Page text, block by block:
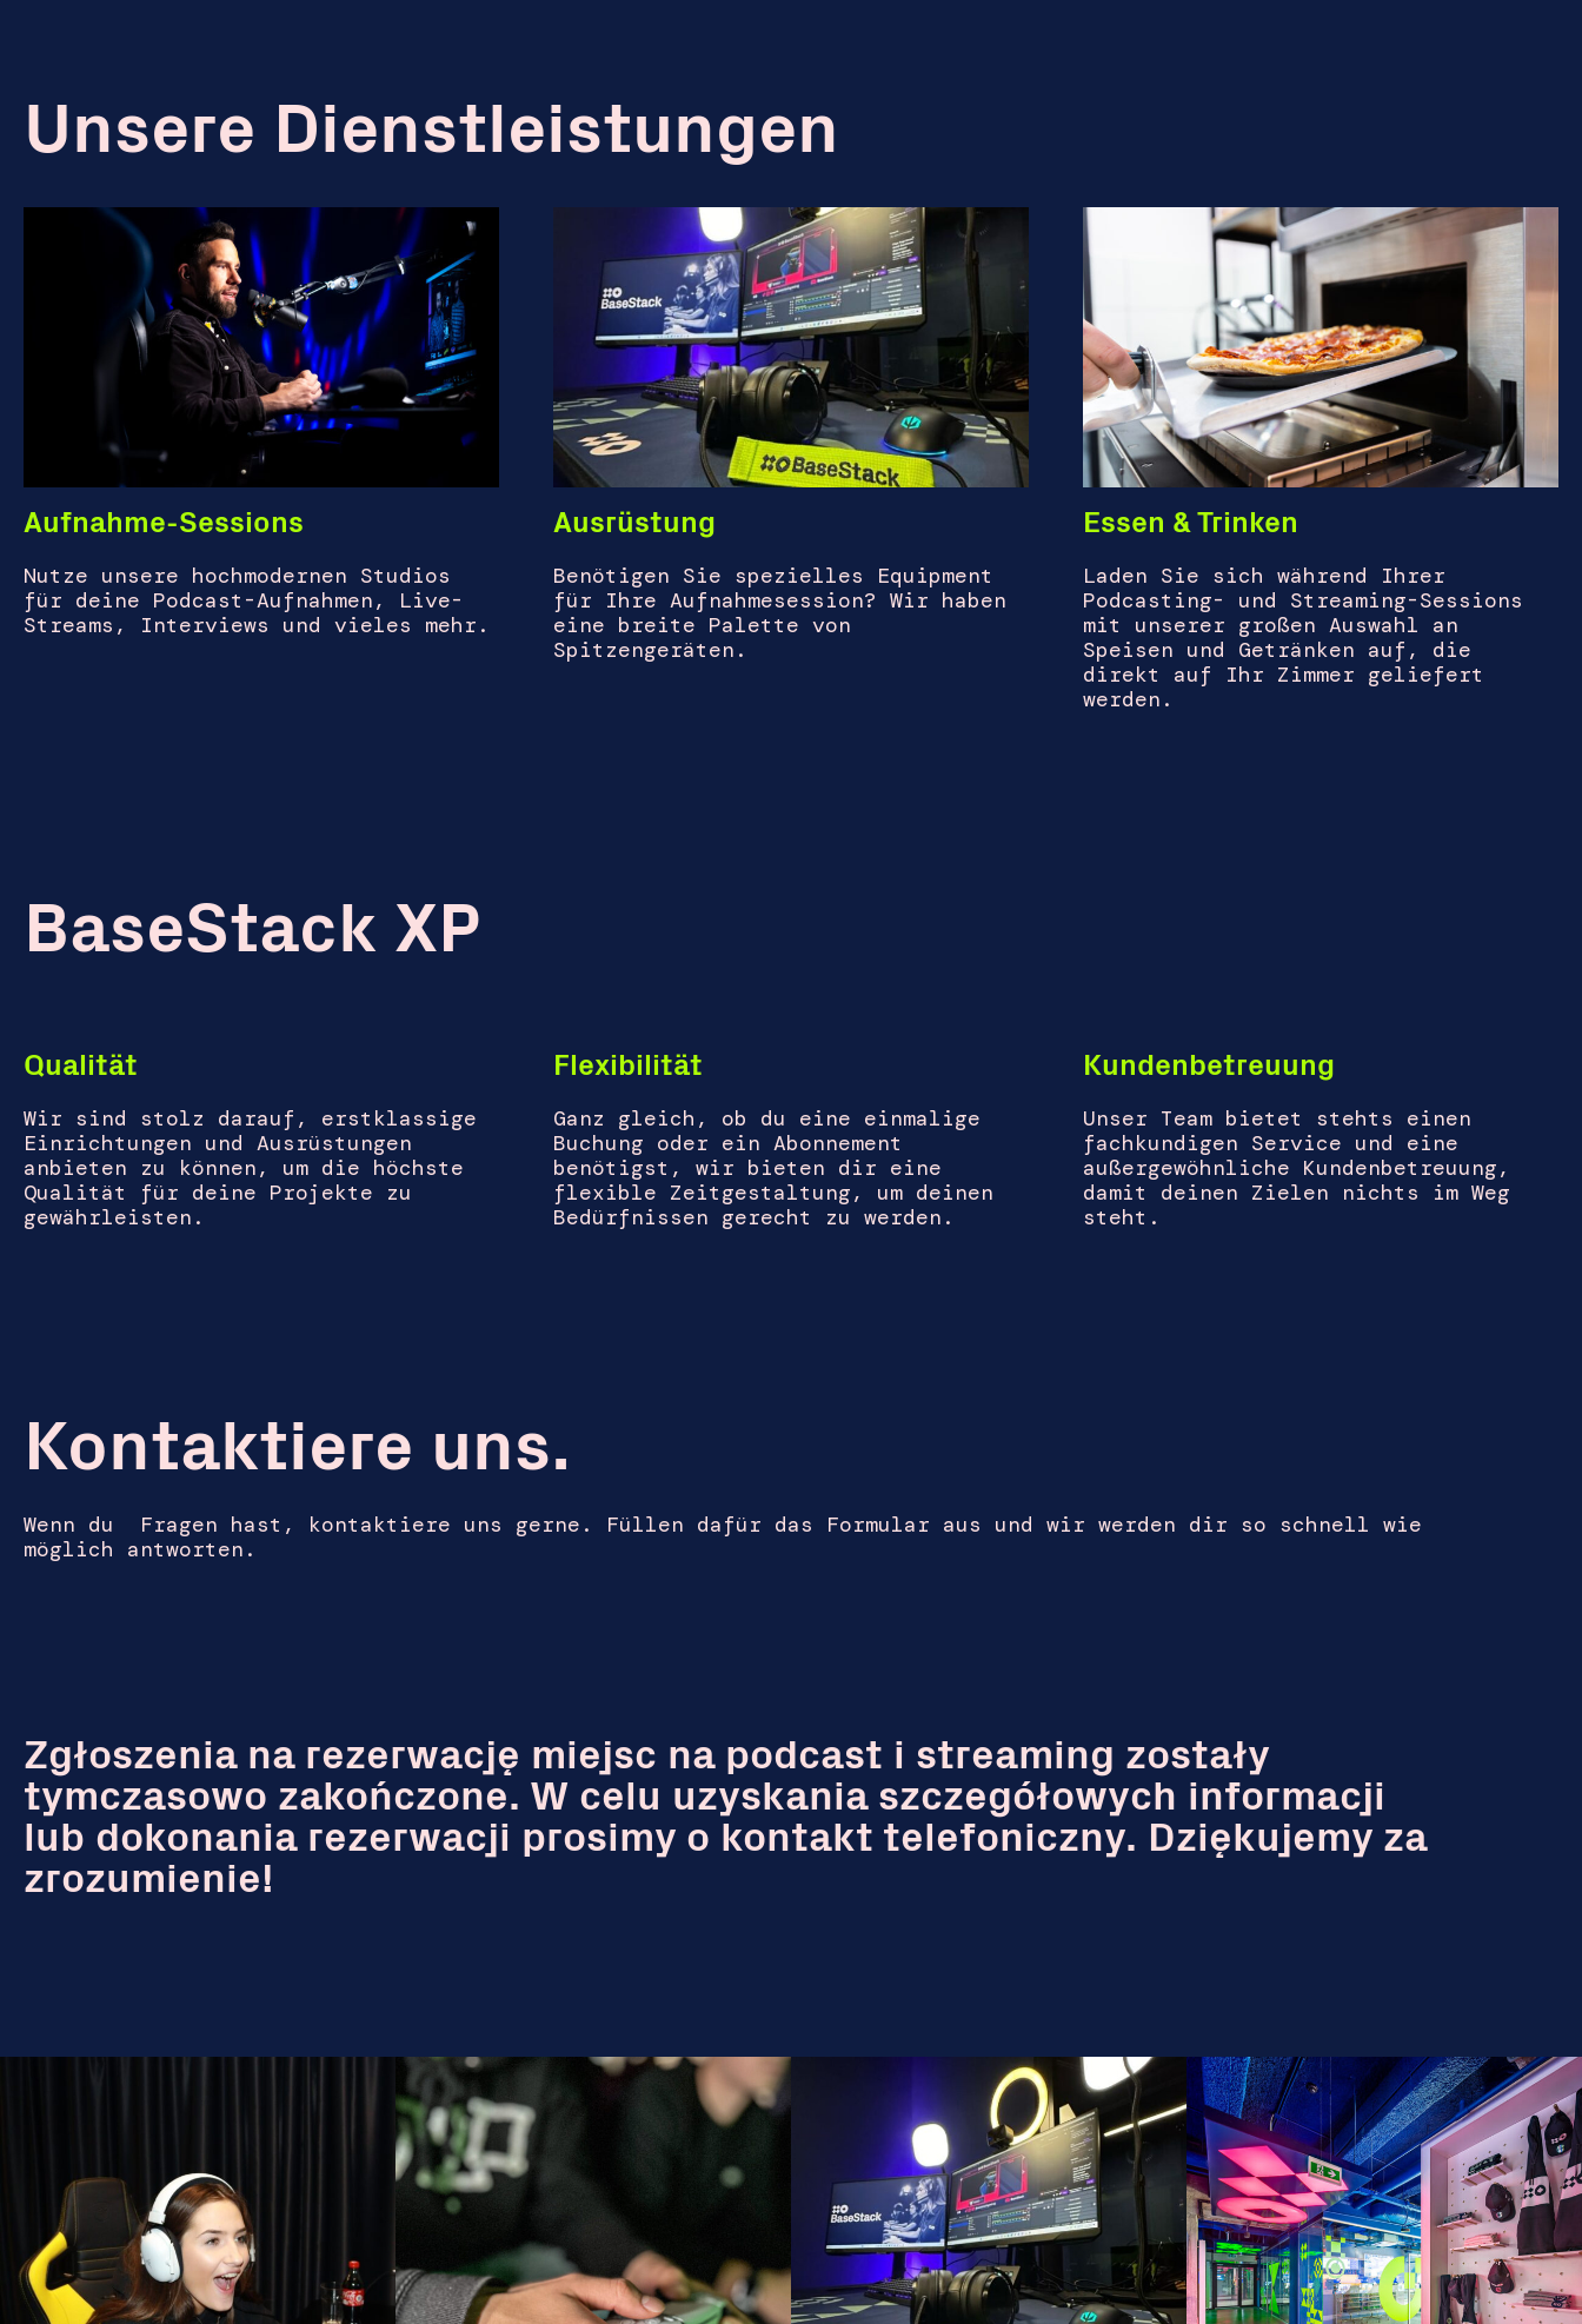
Unsere Dienstleistungen
Aufnahme-Sessions
Nutze unsere hochmodernen Studios
für deine Podcast-Aufnahmen, Live-
Streams, Interviews und vieles mehr.
Ausrüstung
Benötigen Sie spezielles Equipment
für Ihre Aufnahmesession? Wir haben
eine breite Palette von
Spitzengeräten.
Essen & Trinken
Laden Sie sich während Ihrer
Podcasting- und Streaming-Sessions
mit unserer großen Auswahl an
Speisen und Getränken auf, die
direkt auf Ihr Zimmer geliefert
werden.
BaseStack XP
Qualität
Wir sind stolz darauf, erstklassige
Einrichtungen und Ausrüstungen
anbieten zu können, um die höchste
Qualität für deine Projekte zu
gewährleisten.
Flexibilität
Ganz gleich, ob du eine einmalige
Buchung oder ein Abonnement
benötigst, wir bieten dir eine
flexible Zeitgestaltung, um deinen
Bedürfnissen gerecht zu werden.
Kundenbetreuung
Unser Team bietet stehts einen
fachkundigen Service und eine
außergewöhnliche Kundenbetreuung,
damit deinen Zielen nichts im Weg
steht.
Kontaktiere uns.
Wenn du Fragen hast, kontaktiere uns gerne. Füllen dafür das Formular aus und wir werden dir so schnell wie
möglich antworten.
Zgłoszenia na rezerwację miejsc na podcast i streaming zostały
tymczasowo zakończone. W celu uzyskania szczegółowych informacji
lub dokonania rezerwacji prosimy o kontakt telefoniczny. Dziękujemy za
zrozumienie!